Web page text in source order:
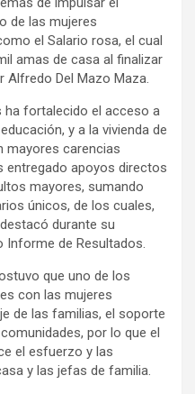
de las mujeres
el Salario rosa, el cual
amas de casa al finalizar
Alfredo Del Mazo Maza.
ha fortalecido el acceso a
y a la vivienda de
mayores carencias
entregado apoyos directos
mayores, sumando
únicos, de los cuales,
durante su
Informe de Resultados.
que uno de los
con las mujeres
de las familias, el soporte
por lo que el
el esfuerzo y las
y las jefas de familia.